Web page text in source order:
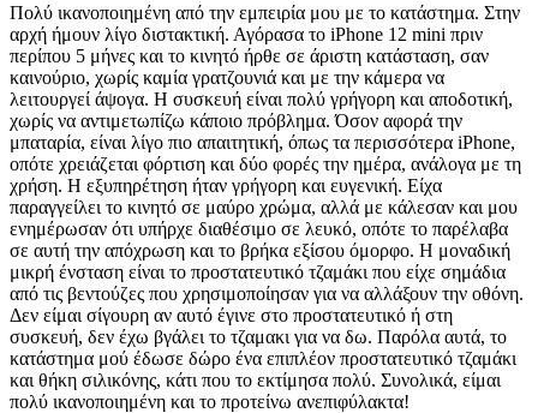
Πολύ ικανοποιημένη από την εμπειρία μου με το κατάστημα. Στην
αρχή ήμουν λίγο διστακτική. Αγόρασα το iPhone 12 mini πριν
περίπου 5 μήνες και το κινητό ήρθε σε άριστη κατάσταση, σαν
καινούριο, χωρίς καμία γρατζουνιά και με την κάμερα να
λειτουργεί άψογα. Η συσκευή είναι πολύ γρήγορη και αποδοτική,
χωρίς να αντιμετωπίζω κάποιο πρόβλημα. Όσον αφορά την
μπαταρία, είναι λίγο πιο απαιτητική, όπως τα περισσότερα iPhone,
οπότε χρειάζεται φόρτιση και δύο φορές την ημέρα, ανάλογα με τη
χρήση. Η εξυπηρέτηση ήταν γρήγορη και ευγενική. Είχα
παραγγείλει το κινητό σε μαύρο χρώμα, αλλά με κάλεσαν και μου
ενημέρωσαν ότι υπήρχε διαθέσιμο σε λευκό, οπότε το παρέλαβα
σε αυτή την απόχρωση και το βρήκα εξίσου όμορφο. Η μοναδική
μικρή ένσταση είναι το προστατευτικό τζαμάκι που είχε σημάδια
από τις βεντούζες που χρησιμοποίησαν για να αλλάξουν την οθόνη.
Δεν είμαι σίγουρη αν αυτό έγινε στο προστατευτικό ή στη
συσκευή, δεν έχω βγάλει το τζαμακι για να δω. Παρόλα αυτά, το
κατάστημα μού έδωσε δώρο ένα επιπλέον προστατευτικό τζαμάκι
και θήκη σιλικόνης, κάτι που το εκτίμησα πολύ. Συνολικά, είμαι
πολύ ικανοποιημένη και το προτείνω ανεπιφύλακτα!